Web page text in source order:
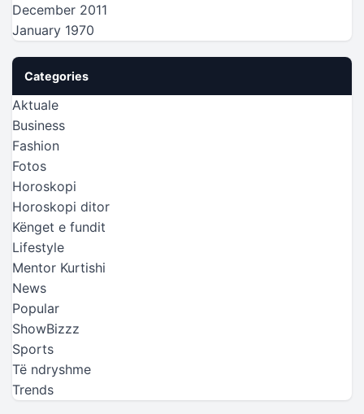
December 2011
January 1970
Categories
Aktuale
Business
Fashion
Fotos
Horoskopi
Horoskopi ditor
Kënget e fundit
Lifestyle
Mentor Kurtishi
News
Popular
ShowBizzz
Sports
Të ndryshme
Trends